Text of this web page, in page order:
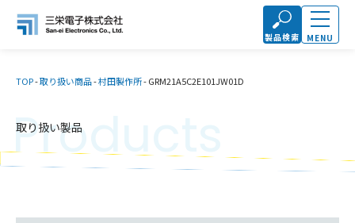
製品検索 MENU
TOP-取り扱い商品-村田製作所-GRM21A5C2E101JW01D
取り扱い製品
Products